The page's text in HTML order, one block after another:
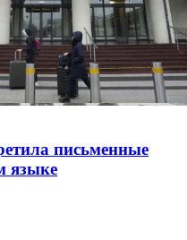
письменные
языке